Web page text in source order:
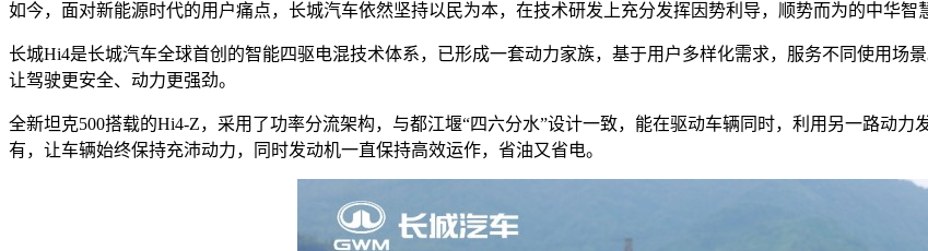
如今，面对新能源时代的用户痛点，长城汽车依然坚持以民为本，在技术研发上充分发挥因势利导，顺势而为的中华智
长城Hi4是长城汽车全球首创的智能四驱电混技术体系，已形成一套动力家族，基于用户多样化需求，服务不同使用场
让驾驶更安全、动力更强劲。
全新坦克500搭载的Hi4-Z，采用了功率分流架构，与都江堰“四六分水”设计一致，能在驱动车辆同时，利用另一路动
有，让车辆始终保持充沛动力，同时发动机一直保持高效运作，省油又省电。